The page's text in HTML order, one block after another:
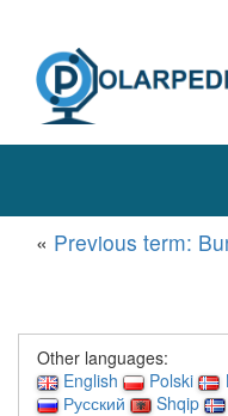
« Previous term:
Other languages:
English
Polski
Русский
Shqip